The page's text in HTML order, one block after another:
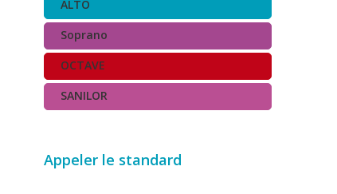
ALTO
Soprano
OCTAVE
SANILOR
Appeler le standard